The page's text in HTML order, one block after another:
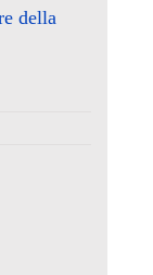
della